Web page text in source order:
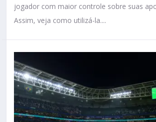
jogador com maior controle sobre suas
Assim, veja como utilizá-la....